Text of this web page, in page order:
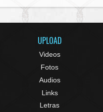
UPLOAD
Videos
Fotos
Audios
Links
Letras